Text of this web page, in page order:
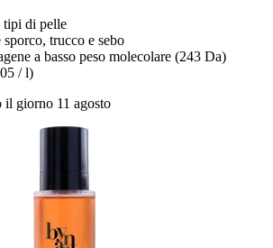
tipi di pelle
trucco e sebo
a basso peso molecolare (243 Da)
/ l)
il giorno 11 agosto